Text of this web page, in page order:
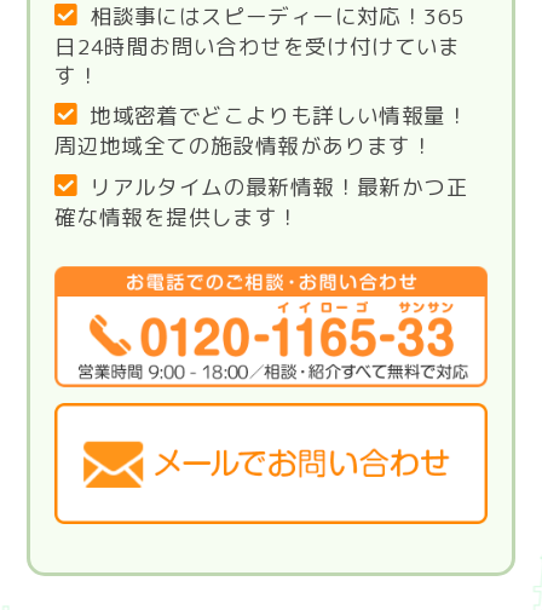
相談事にはスピーディーに対応！365
日24時間お問い合わせを受け付けていま
す！
地域密着でどこよりも詳しい情報量！
周辺地域全ての施設情報があります！
リアルタイムの最新情報！最新かつ正
確な情報を提供します！